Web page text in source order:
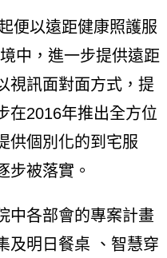
便以遠距健康照護服
中，進一步提供遠距
視訊面對面方式，提
在2016年推出全方位
供個別化的到宅服
步被落實。
中各部會的專案計畫
及明日餐桌 、智慧穿